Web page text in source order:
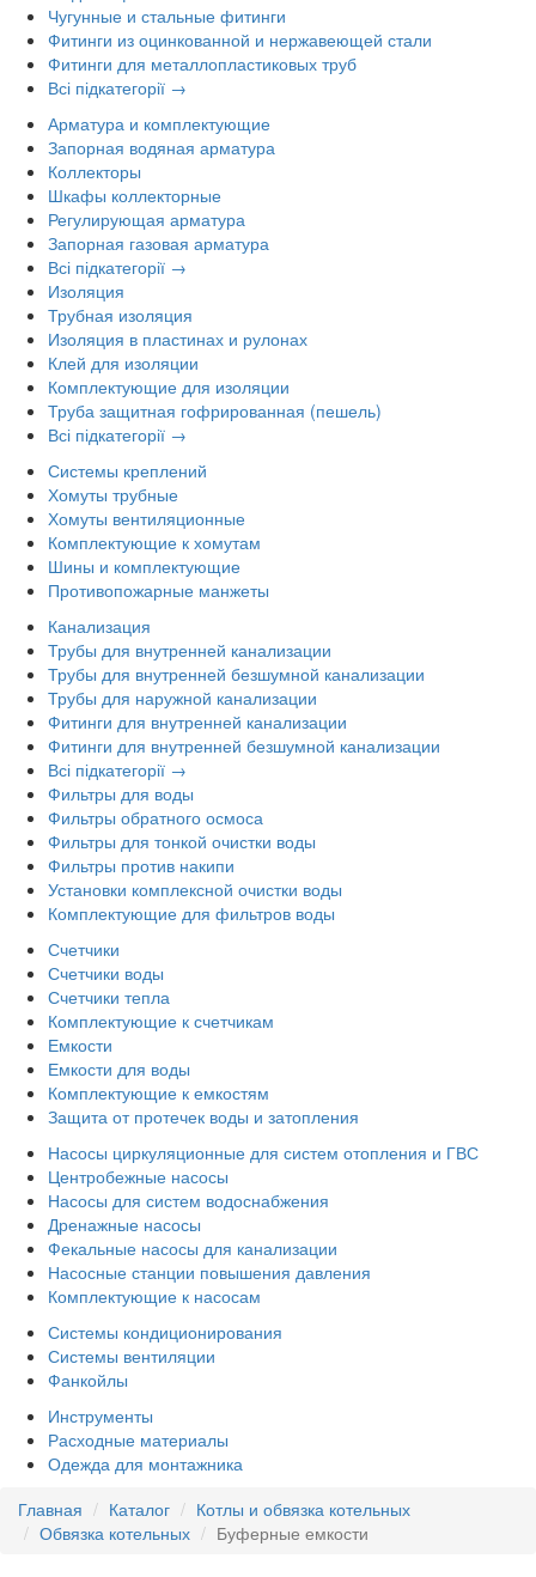
Чугунные и стальные фитинги
Фитинги из оцинкованной и нержавеющей стали
Фитинги для металлопластиковых труб
Всі підкатегорії →
Арматура и комплектующие
Запорная водяная арматура
Коллекторы
Шкафы коллекторные
Регулирующая арматура
Запорная газовая арматура
Всі підкатегорії →
Изоляция
Трубная изоляция
Изоляция в пластинах и рулонах
Клей для изоляции
Комплектующие для изоляции
Труба защитная гофрированная (пешель)
Всі підкатегорії →
Системы креплений
Хомуты трубные
Хомуты вентиляционные
Комплектующие к хомутам
Шины и комплектующие
Противопожарные манжеты
Канализация
Трубы для внутренней канализации
Трубы для внутренней безшумной канализации
Трубы для наружной канализации
Фитинги для внутренней канализации
Фитинги для внутренней безшумной канализации
Всі підкатегорії →
Фильтры для воды
Фильтры обратного осмоса
Фильтры для тонкой очистки воды
Фильтры против накипи
Установки комплексной очистки воды
Комплектующие для фильтров воды
Счетчики
Счетчики воды
Счетчики тепла
Комплектующие к счетчикам
Емкости
Емкости для воды
Комплектующие к емкостям
Защита от протечек воды и затопления
Насосы циркуляционные для систем отопления и ГВС
Центробежные насосы
Насосы для систем водоснабжения
Дренажные насосы
Фекальные насосы для канализации
Насосные станции повышения давления
Комплектующие к насосам
Системы кондиционирования
Системы вентиляции
Фанкойлы
Инструменты
Расходные материалы
Одежда для монтажника
Главная
Каталог
Котлы и обвязка котельных
Обвязка котельных
Буферные емкости